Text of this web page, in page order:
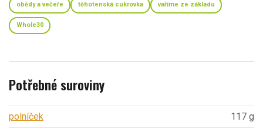
obědy a večeře těhotenská cukrovka vaříme ze základu
Whole30
Potřebné suroviny
polníček
117 g